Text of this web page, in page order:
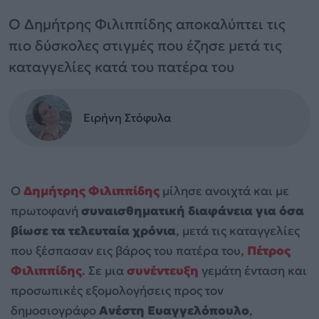
Ο Δημήτρης Φιλιππίδης αποκαλύπτει τις
πιο δύσκολες στιγμές που έζησε μετά τις
καταγγελίες κατά του πατέρα του
Ειρήνη Στόφυλα
Ο Δημήτρης Φιλιππίδης μίλησε ανοιχτά και με
πρωτοφανή συναισθηματική διαφάνεια για όσα
βίωσε τα τελευταία χρόνια, μετά τις καταγγελίες
που ξέσπασαν εις βάρος του πατέρα του, Πέτρος
Φιλιππίδης. Σε μιασυνέντευξη γεμάτη ένταση και
προσωπικές εξομολογήσεις προς τον
δημοσιογράφοΑνέστη Ευαγγελόπουλο,